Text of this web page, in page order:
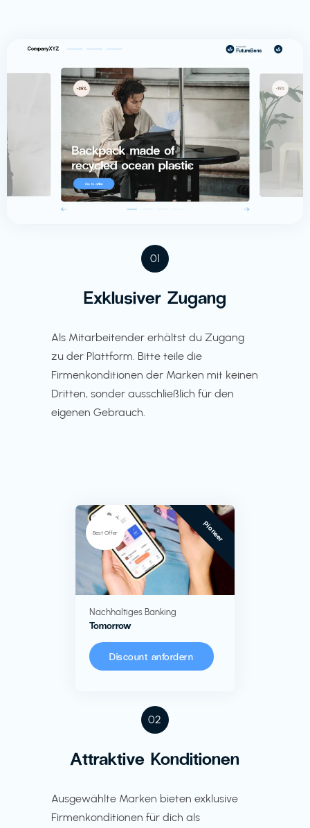
01
Exklusiver Zugang
Als Mitarbeitender erhältst du Zugang
zu der Plattform. Bitte teile die
Firmenkonditionen der Marken mit keinen
Dritten, sonder ausschließlich für den
eigenen Gebrauch.
02
Attraktive Konditionen
Ausgewählte Marken bieten exklusive
Firmenkonditionen für dich als
Best Offer Pioneer
Nachhaltiges Banking
Tomorrow
Discount anfordern